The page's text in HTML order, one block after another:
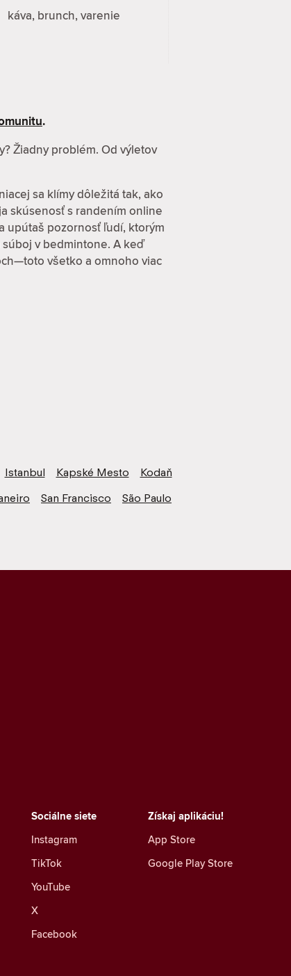
káva, brunch, varenie
.
Žiadny problém. Od výletov
sa klímy dôležitá tak, ako
skúsenosť s randením online
upútaš pozornosť ľudí, ktorým
v bedmintone. A keď
všetko a omnoho viac
Istanbul Kapské Mesto
Kodaň
San Francisco
São Paulo
Sociálne siete
Instagram
TikTok
YouTube
X
Facebook
Získaj aplikáciu!
App Store
Google Play Store